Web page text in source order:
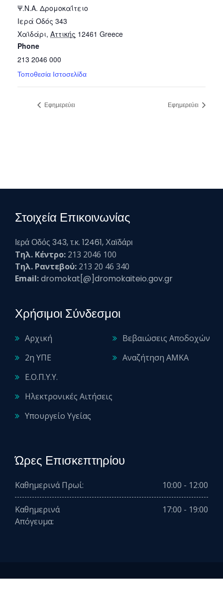
Ψ.Ν.Α. Δρομοκαΐτειο
Ιερά Οδός 343
Χαϊδάρι, Αττικής 12461 Greece
Phone
213 2046 000
Τοποθεσία Ιστοσελίδα
Εφημερεύει Εφημερεύει
Στοιχεία Επικοινωνίας
Ιερά Οδός 343, τ.κ. 12461, Χαϊδάρι
Τηλ. Κέντρο: 213 2046 100
Τηλ. Ραντεβού: 213 20 46 340
Email:dromokat[@]dromokaiteio.gov.gr
Χρήσιμοι Σύνδεσμοι
Αρχική
2η ΥΠΕ
Ε.Ο.Π.Υ.Υ.
Ηλεκτρονικές Αιτήσεις
Υπουργείο Υγείας
Βεβαιώσεις Αποδοχών
Αναζήτηση ΑΜΚΑ
Ώρες Επισκεπτηρίου
Καθημερινά Πρωί: 10:00 - 12:00
Καθημερινά
Απόγευμα:
17:00 - 19:00